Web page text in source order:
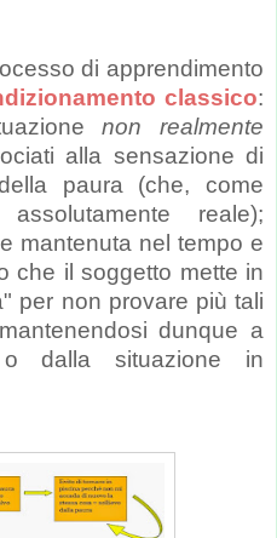
di apprendimento
classico:
non realmente
alla sensazione di
paura (che, come
reale);
mantenuta nel tempo e
che il soggetto mette in
per non provare più tali
dunque a
o dalla situazione in